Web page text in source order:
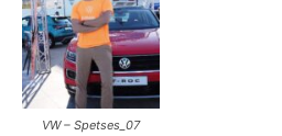
VW – Spetses_07